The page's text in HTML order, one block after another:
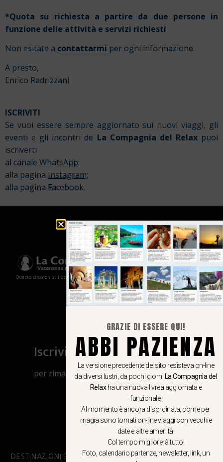
*Quota su richiesta a partire da due persone in
funzione delle attività e servizi richiesti
Non esitate a contattarmi per ogni informazione.
A presto,
Enrico Radrizzani
ISCRIVITI
Se vuoi essere sempre aggiornato sui nuovi viaggi, gli
eventi e gli incontri de La Compagnia del Relax puoi
iscriverti
al canale WhatsApp;
alla pagina Instagram;
alla pagina Facebook.
Questo sito non utilizza cookies e non memorizza in alcun modo le tue informazioni
Iscriviti al canale Whatsapp
per rimanere aggiornato su viaggi, eventi
e notizie!
CLICCA QUI
DESTINAZIONI PRINCIPALI
GRAZIE DI ESSERE QUI!
ABBI PAZIENZA
La versione precedente del sito resisteva on-line
da diversi lustri, da pochi giorni La Compagnia del
Relaxha una nuova livrea aggiornata e
funzionale.
Al momento è ancora disordinata, come per
magia sono tornati on-line viaggi con vecchie
date e altre amenità.
Col tempo migliorerà tutto!
Foto, calendario partenze, newsletter, link, un